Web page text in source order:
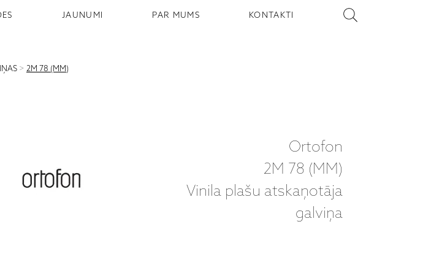
JAUNUMI PAR MUMS KONTAKTI
> 2M 78 (MM)
Ortofon
2M 78 (MM)
Vinila plašu atskaņotāja
galviņa